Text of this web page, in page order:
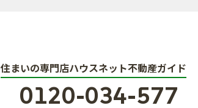
住まいの専門店ハウスネット不動産ガイド
0120-034-577